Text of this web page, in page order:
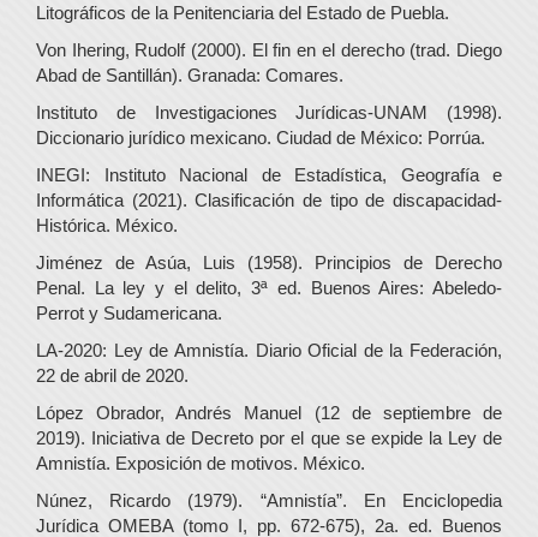
Litográficos de la Penitenciaria del Estado de Puebla.
Von Ihering, Rudolf (2000). El fin en el derecho (trad. Diego
Abad de Santillán). Granada: Comares.
Instituto de Investigaciones Jurídicas-UNAM (1998).
Diccionario jurídico mexicano. Ciudad de México: Porrúa.
INEGI: Instituto Nacional de Estadística, Geografía e
Informática (2021). Clasificación de tipo de discapacidad-
Histórica. México.
Jiménez de Asúa, Luis (1958). Principios de Derecho
Penal. La ley y el delito, 3ª ed. Buenos Aires: Abeledo-
Perrot y Sudamericana.
LA-2020: Ley de Amnistía. Diario Oficial de la Federación,
22 de abril de 2020.
López Obrador, Andrés Manuel (12 de septiembre de
2019). Iniciativa de Decreto por el que se expide la Ley de
Amnistía. Exposición de motivos. México.
Núnez, Ricardo (1979). “Amnistía”. En Enciclopedia
Jurídica OMEBA (tomo I, pp. 672-675), 2a. ed. Buenos